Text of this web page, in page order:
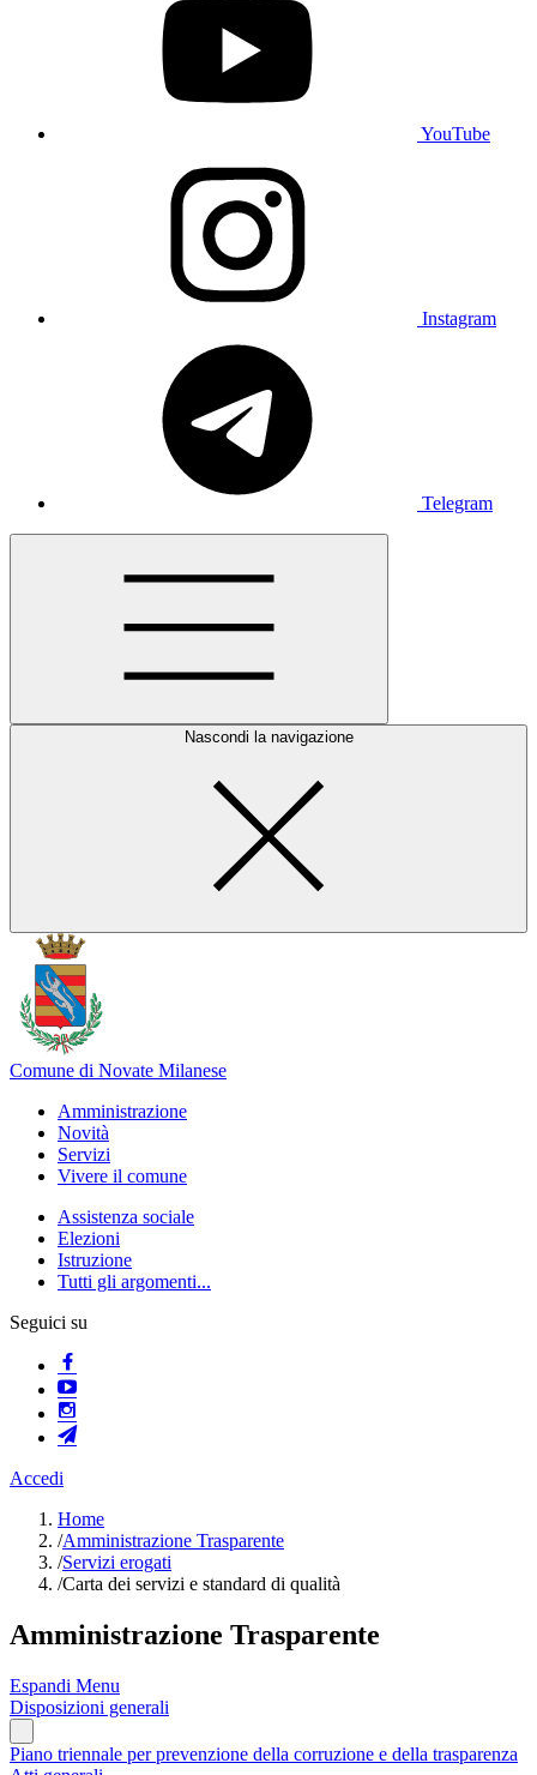
YouTube
Instagram
Telegram
Nascondi la navigazione
Comune di Novate Milanese
Amministrazione
Novità
Servizi
Vivere il comune
Assistenza sociale
Elezioni
Istruzione
Tutti gli argomenti...
Seguici su
Accedi
Home
/Amministrazione Trasparente
/Servizi erogati
/Carta dei servizi e standard di qualità
Amministrazione Trasparente
Espandi Menu
Disposizioni generali
Piano triennale per prevenzione della corruzione e della trasparenza